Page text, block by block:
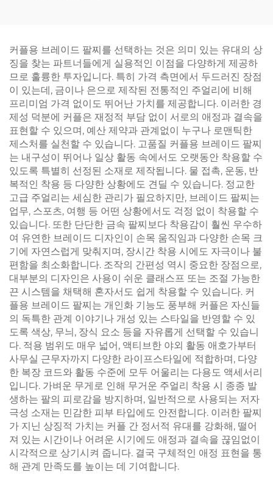
커플용 브레이드 팔찌를 선택하는 것은 의미 있는 유대의 상
징을 찾는 파트너들에게 실용적인 이점을 다양하게 제공하
므로 훌륭한 투자입니다. 특히 가격 측면에서 두드러진 장점
이 있는데, 금이나 은으로 제작된 전통적인 주얼리에 비해
프리미엄 가격 없이도 뛰어난 가치를 제공합니다. 이러한 경
제성 덕분에 커플은 재정적 부담 없이 서로의 애정과 결속을
표현할 수 있으며, 예산 제약과 관계없이 누구나 로맨틱한
제스처를 실천할 수 있습니다. 고품질 커플용 브레이드 팔찌
는 내구성이 뛰어나 일상 활동 속에서도 오랫동안 착용할 수
있도록 특별히 선정된 소재로 제작됩니다. 물 접촉, 운동, 반
복적인 착용 등 다양한 상황에도 견딜 수 있습니다. 정교한
고급 주얼리는 세심한 관리가 필요하지만, 브레이드 팔찌는
업무, 스포츠, 여행 등 어떤 상황에서도 걱정 없이 착용할 수
있습니다. 또한 단단한 금속 팔찌보다 착용감이 훨씬 우수하
여 유연한 브레이드 디자인이 손목 움직임과 다양한 손목 크
기에 자연스럽게 맞춰지며, 장시간 착용 시에도 자극이나 불
편함을 최소화합니다. 조작의 간편성 역시 중요한 장점으로,
대부분의 디자인은 사용이 쉬운 클래스프 또는 조절 가능한
끈 시스템을 채택해 혼자서도 쉽게 착용할 수 있습니다. 커
플용 브레이드 팔찌는 개인화 기능도 풍부해 커플은 자신들
의 독특한 관계 이야기나 개성 있는 스타일을 반영할 수 있
도록 색상, 무늬, 장식 요소 등을 자유롭게 선택할 수 있습니
다. 적용 범위도 매우 넓어, 액티브한 야외 활동 애호가부터
사무실 근무자까지 다양한 라이프스타일에 적합하며, 다양
한 복장 코드와 활동 수준에 모두 어울리는 다용도 액세서리
입니다. 가벼운 무게로 인해 무거운 주얼리 착용 시 종종 발
생하는 팔의 피로감을 방지하며, 일반적으로 사용되는 저자
극성 소재는 민감한 피부 타입에도 안전합니다. 이러한 팔찌
가 지닌 상징적 가치는 커플 간 정서적 유대를 강화해, 떨어
져 있는 시간이나 어려운 시기에도 애정과 결속을 끊임없이
시각적으로 상기시켜 줍니다. 결국 구체적인 애정 표현을 통
해 관계 만족도를 높이는 데 기여합니다.